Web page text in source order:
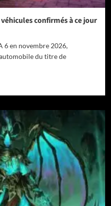
confirmés à ce jour
6 en novembre 2026,
du titre de